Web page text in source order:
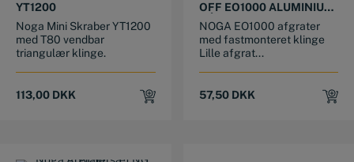
YT1200
Noga Mini Skraber YT1200
med T80 vendbar
triangulær klinge.
113,00 DKK
OFF EO1000 ALUMINIUM
HÅNDTAG + S10 KLINGE
NOGA EO1000 afgrater
med fastmonteret klinge
Lille afgrat...
57,50 DKK